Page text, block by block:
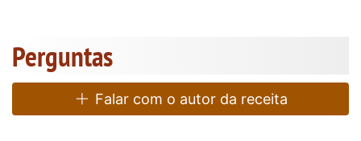
Perguntas
Falar com o autor da receita